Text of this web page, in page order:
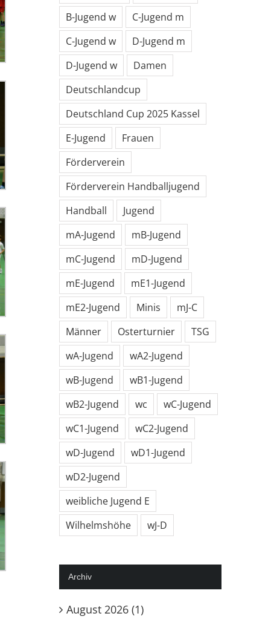
B-Jugend w
C-Jugend m
C-Jugend w
D-Jugend m
D-Jugend w
Damen
Deutschlandcup
Deutschland Cup 2025 Kassel
E-Jugend
Frauen
Förderverein
Förderverein Handballjugend
Handball
Jugend
mA-Jugend
mB-Jugend
mC-Jugend
mD-Jugend
mE-Jugend
mE1-Jugend
mE2-Jugend
Minis
mJ-C
Männer
Osterturnier
TSG
wA-Jugend
wA2-Jugend
wB-Jugend
wB1-Jugend
wB2-Jugend
wc
wC-Jugend
wC1-Jugend
wC2-Jugend
wD-Jugend
wD1-Jugend
wD2-Jugend
weibliche Jugend E
Wilhelmshöhe
wJ-D
Archiv
August 2026 (1)